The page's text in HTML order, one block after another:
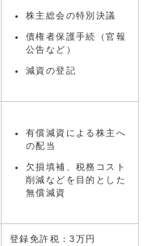
株主総会の特別決議
債権者保護手続（官報
公告など）
減資の登記
有償減資による株主へ
の配当
欠損填補、税務コスト
削減などを目的とした
無償減資
登録免許税：3万円